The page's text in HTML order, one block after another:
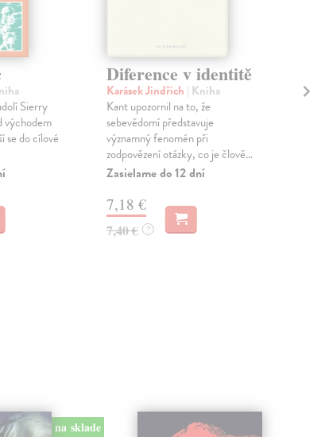
Sierry
východem
se do cílové
Diference v identitě
Karásek Jindřich | Kniha
Kant upozornil na to, že
sebevědomí představuje
významný fenomén při
zodpovězení otázky, co je člově...
Zasielame do 12 dní
7,18 €
7,40 € ?
na sklade